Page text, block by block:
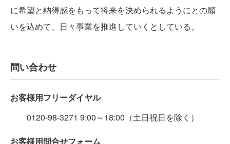
に希望と納得感をもって将来を決められるようにとの願
いを込めて、日々事業を推進していくとしている。
問い合わせ
お客様用フリーダイヤル
0120-98-3271 9:00～18:00（土日祝日を除く）
お客様用問合せフォーム